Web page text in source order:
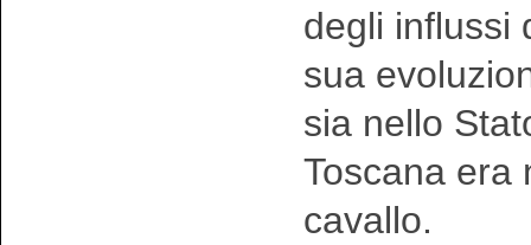
degli influssi
sua
sia nello
Toscana era
cavallo.